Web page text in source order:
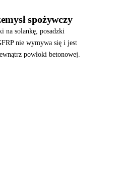
spożywczy
na solankę, posadzki
nie wymywa się i jest
powłoki betonowej.